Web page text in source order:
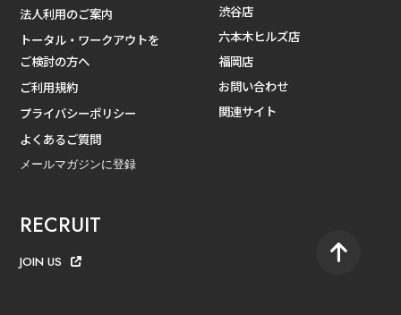
法人利用のご案内
トータル・ワークアウトを
ご検討の方へ
ご利用規約
プライバシーポリシー
よくあるご質問
メールマガジンに登録
渋谷店
六本木ヒルズ店
福岡店
お問い合わせ
関連サイト
RECRUIT
JOIN US